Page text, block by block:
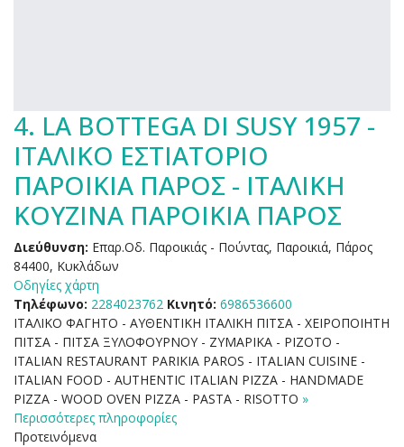
4. LA BOTTEGA DI SUSY 1957 -
ΙΤΑΛΙΚΟ ΕΣΤΙΑΤΟΡΙΟ
ΠΑΡΟΙΚΙΑ ΠΑΡΟΣ - ΙΤΑΛΙΚΗ
ΚΟΥΖΙΝΑ ΠΑΡΟΙΚΙΑ ΠΑΡΟΣ
Διεύθυνση: Επαρ.Οδ. Παροικιάς - Πούντας, Παροικιά, Πάρος
84400, Κυκλάδων
Οδηγίες χάρτη
Τηλέφωνο: 2284023762 Κινητό: 6986536600
ΙΤΑΛΙΚΟ ΦΑΓΗΤΟ - ΑΥΘΕΝΤΙΚΗ ΙΤΑΛΙΚΗ ΠΙΤΣΑ - ΧΕΙΡΟΠΟΙΗΤΗ
ΠΙΤΣΑ - ΠΙΤΣΑ ΞΥΛΟΦΟΥΡΝΟΥ - ΖΥΜΑΡΙΚΑ - ΡΙΖΟΤΟ -
ITALIAN RESTAURANT PARIKIA PAROS - ITALIAN CUISINE -
ITALIAN FOOD - AUTHENTIC ITALIAN PIZZA - HANDMADE
PIZZA - WOOD OVEN PIZZA - PASTA - RISOTTO »
Περισσότερες πληροφορίες
Προτεινόμενα